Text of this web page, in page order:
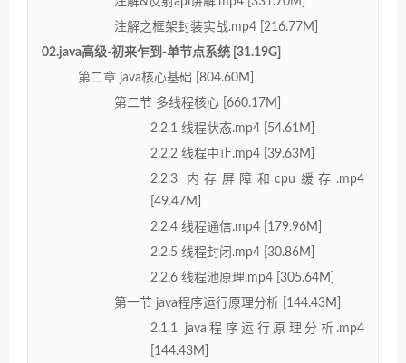
注解之框架封装实战.mp4 [216.77M]
02.java高级-初来乍到-单节点系统 [31.19G]
第二章 java核心基础 [804.60M]
第二节 多线程核心 [660.17M]
2.2.1 线程状态.mp4 [54.61M]
2.2.2 线程中止.mp4 [39.63M]
2.2.3 内存屏障和cpu缓存.mp4
[49.47M]
2.2.4 线程通信.mp4 [179.96M]
2.2.5 线程封闭.mp4 [30.86M]
2.2.6 线程池原理.mp4 [305.64M]
第一节 java程序运行原理分析 [144.43M]
2.1.1 java程序运行原理分析.mp4
[144.43M]